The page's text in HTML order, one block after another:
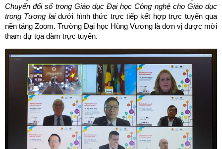
Chuyển đổi số trong Giáo dục Đại học Công nghệ cho Giáo dục
trong Tương laidưới hình thức trực tiếp kết hợp trực tuyến qua
nền tảng Zoom. Trường Đại học Hùng Vương là đơn vị được mời
tham dự tọa đàm trực tuyến.